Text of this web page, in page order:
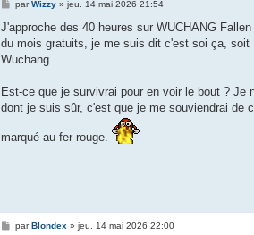
M
s
s
a
g
parWizzy» jeu. 14 mai 2026 21:54
J'approche des 40 heures sur WUCHANG
du mois gratuits, je me suis dit c'est soi ça,
Wuchang.
Est-ce que je survivrai pour en voir le bout ?
dont je suis sûr, c'est que je me souviendrai
marqué au fer rouge.
MparBlondex» jeu. 14 mai 2026 22:00